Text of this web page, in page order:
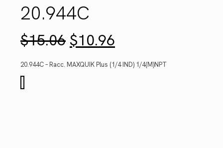
20.944C
$15.06 Le
prix
initial
était :
$10.96prix
actuel
est :
20.944C – Racc. MAXQUIK Plus (1/4 IND) 1/4(M)NPT
de